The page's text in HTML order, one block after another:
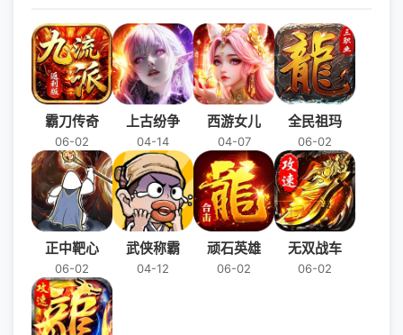
霸刀传奇
06-02
上古纷争
04-14
西游女儿
04-07
全民祖玛
06-02
正中靶心
06-02
武侠称霸
04-12
顽石英雄
06-02
无双战车
06-02